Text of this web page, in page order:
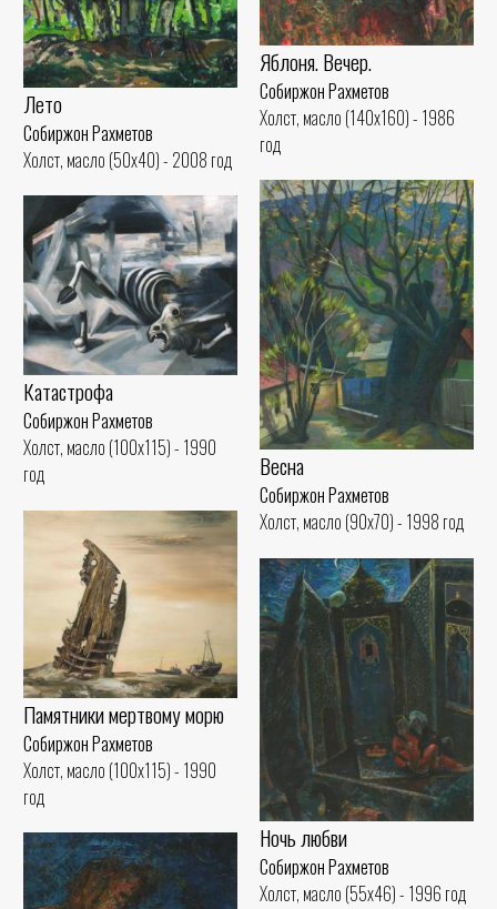
Лето
Собиржон Рахметов
Холст, масло (50x40) - 2008 год
Яблоня. Вечер.
Собиржон Рахметов
Холст, масло (140x160) - 1986
год
Весна
Собиржон Рахметов
Холст, масло (90x70) - 1998 год
Катастрофа
Собиржон Рахметов
Холст, масло (100x115) - 1990
год
Памятники мертвому морю
Собиржон Рахметов
Холст, масло (100x115) - 1990
год
Ночь любви
Собиржон Рахметов
Холст, масло (55x46) - 1996 год